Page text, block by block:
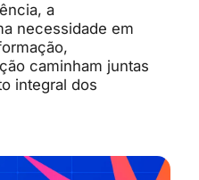
a
necessidade em
caminham juntas
integral dos